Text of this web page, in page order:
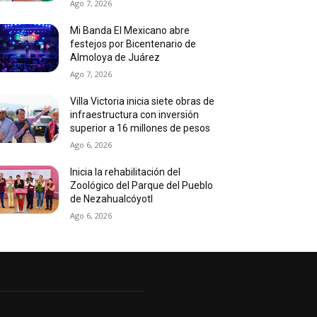
Ago 7, 2026
Mi Banda El Mexicano abre
festejos por Bicentenario de
Almoloya de Juárez
Ago 7, 2026
Villa Victoria inicia siete obras de
infraestructura con inversión
superior a 16 millones de pesos
Ago 6, 2026
Inicia la rehabilitación del
Zoológico del Parque del Pueblo
de Nezahualcóyotl
Ago 6, 2026